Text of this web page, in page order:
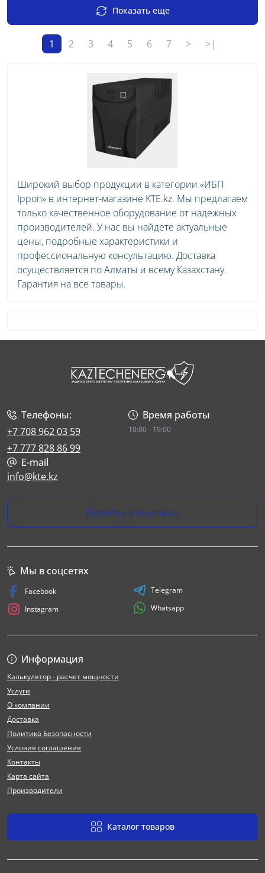
Показать еще
1 2 3 4 5 6 7 > >|
Широкий выбор продукции в категории «ИБП
Ippon» в интернет-магазине KTE.kz. Мы предлагаем
только качественное оборудование от надежных
производителей. У нас вы найдете актуальные
цены, подробные характеристики и
профессиональную консультацию. Доставка
осуществляется по Алматы и всему Казахстану.
Гарантия на все товары.
Телефоны:
+7 708 962 03 59
+7 777 828 86 99
Время работы
10:00 - 19:00
E-mail
info@kte.kz
Перейти в контакты
Информация
Калькулятор - расчет мощности
Услуги
О компании
Доставка
Политика Безопасности
Условия соглашения
Контакты
Карта сайта
Производители
Каталог товаров
Мы в соцсетях
Facebook
Instagram
Telegram
Whatsapp